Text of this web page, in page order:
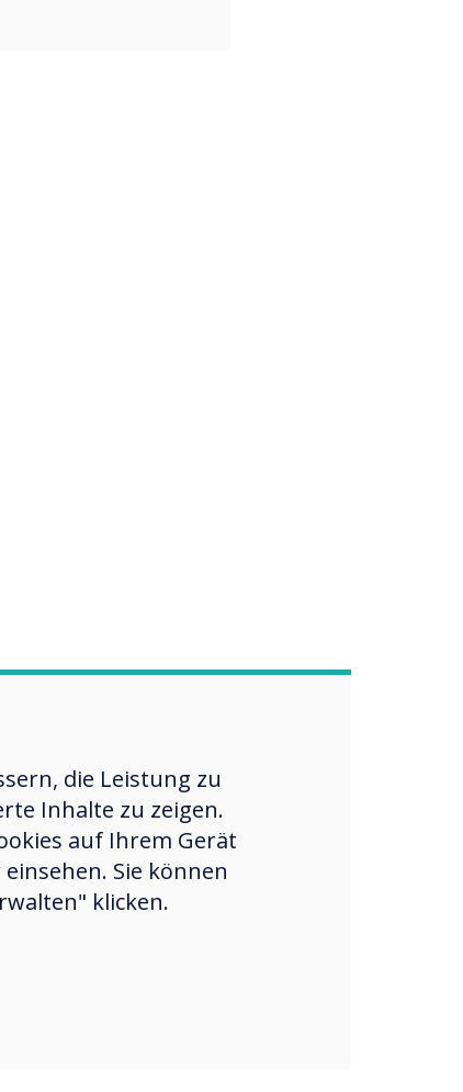
die Leistung zu
Inhalte zu zeigen.
auf Ihrem Gerät
Sie können
klicken.